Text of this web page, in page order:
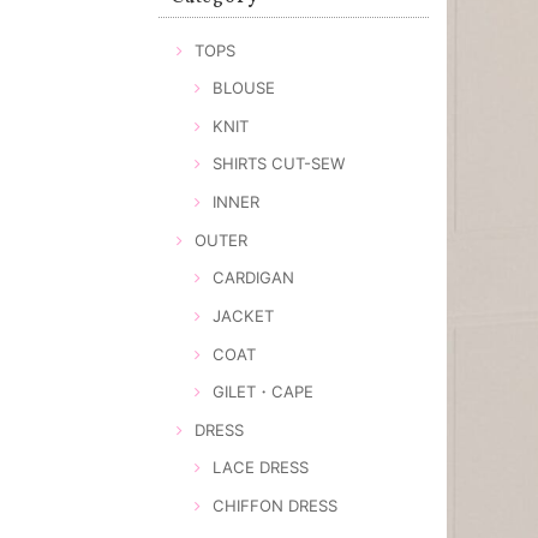
TOPS
BLOUSE
KNIT
SHIRTS CUT-SEW
INNER
OUTER
CARDIGAN
JACKET
COAT
GILET・CAPE
DRESS
LACE DRESS
CHIFFON DRESS